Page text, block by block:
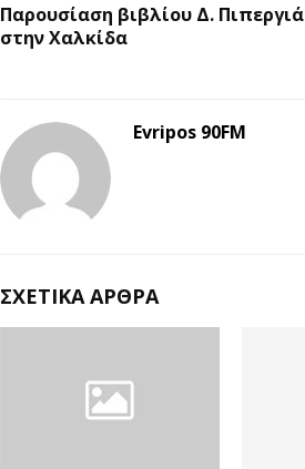
Παρουσίαση βιβλίου Δ. Πιπεργιά
στην Χαλκίδα
Evripos 90FM
ΣΧΕΤΙΚΆ ΆΡΘΡΑ